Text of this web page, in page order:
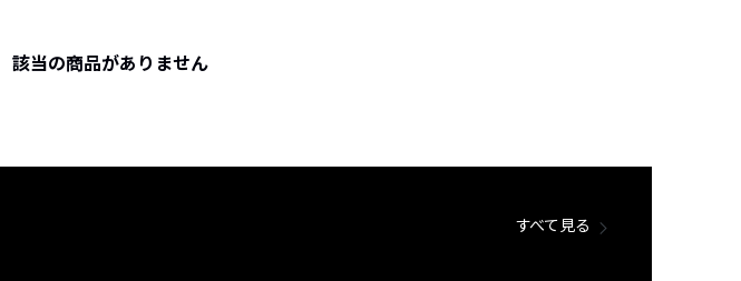
該当の商品がありません
すべて見る